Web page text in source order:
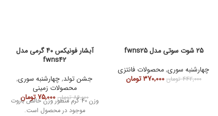
25 شوت سوتی مدل fwns25
چهارشنبه سوری,محصولات فانتزی
442,000 تومان 370,000 تومان
آبشار فونیکس 40 گرمی مدل
fwns42
جشن تولد,چهارشنبه سوری,
محصولات زمینی
86,000 تومان 75,000 تومان
وزن 40 گرم منظور وزن خالص باروت
موجود در محصول است.